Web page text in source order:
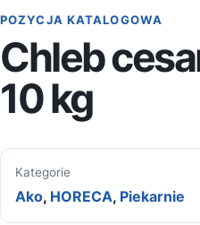
POZYCJA KATALOGOWA
Chleb
10 kg
Kategorie
Ako, HORECA, Piekarnie